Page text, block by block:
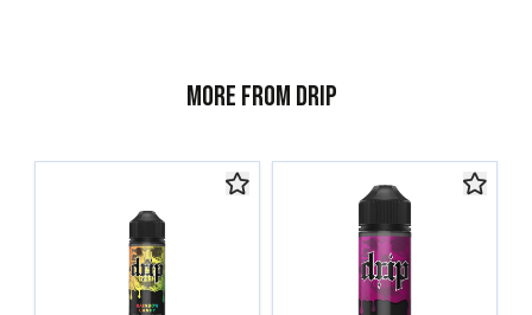
More from Drip